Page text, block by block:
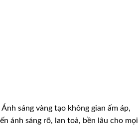
sáng vàng tạo không gian ấm áp,
ánh sáng rõ, lan toả, bền lâu cho mọi